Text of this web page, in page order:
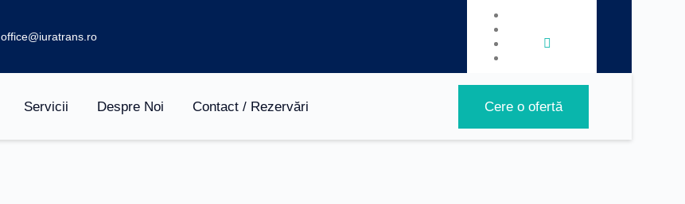
office@iuratrans.ro
Servicii Despre Noi Contact / Rezervări Cere o ofertă